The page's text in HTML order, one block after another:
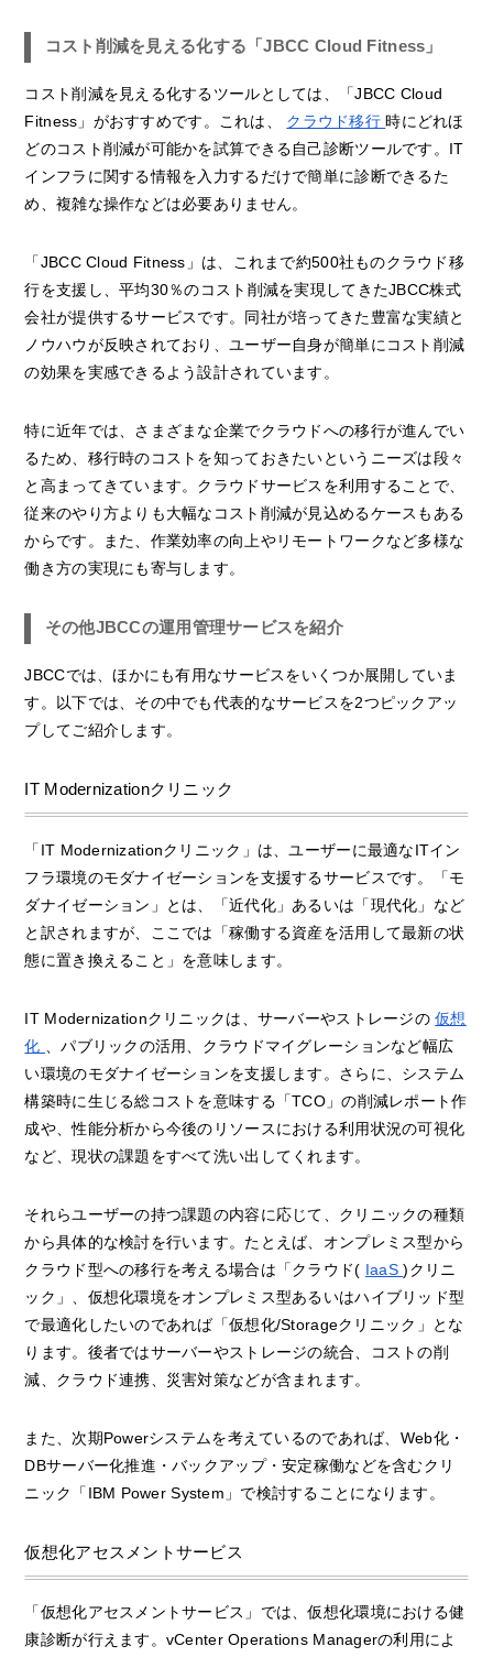
コスト削減を見える化する「JBCC Cloud Fitness」
コスト削減を見える化するツールとしては、「JBCC Cloud
Fitness」がおすすめです。これは、 クラウド移行時にどれほ
どのコスト削減が可能かを試算できる自己診断ツールです。IT
インフラに関する情報を入力するだけで簡単に診断できるた
め、複雑な操作などは必要ありません。
「JBCC Cloud Fitness」は、これまで約500社ものクラウド移
行を支援し、平均30％のコスト削減を実現してきたJBCC株式
会社が提供するサービスです。同社が培ってきた豊富な実績と
ノウハウが反映されており、ユーザー自身が簡単にコスト削減
の効果を実感できるよう設計されています。
特に近年では、さまざまな企業でクラウドへの移行が進んでい
るため、移行時のコストを知っておきたいというニーズは段々
と高まってきています。クラウドサービスを利用することで、
従来のやり方よりも大幅なコスト削減が見込めるケースもある
からです。また、作業効率の向上やリモートワークなど多様な
働き方の実現にも寄与します。
その他JBCCの運用管理サービスを紹介
JBCCでは、ほかにも有用なサービスをいくつか展開していま
す。以下では、その中でも代表的なサービスを2つピックアッ
プしてご紹介します。
IT Modernizationクリニック
「IT Modernizationクリニック」は、ユーザーに最適なITイン
フラ環境のモダナイゼーションを支援するサービスです。「モ
ダナイゼーション」とは、「近代化」あるいは「現代化」など
と訳されますが、ここでは「稼働する資産を活用して最新の状
態に置き換えること」を意味します。
IT Modernizationクリニックは、サーバーやストレージの仮想
化
、パブリックの活用、クラウドマイグレーションなど幅広
い環境のモダナイゼーションを支援します。さらに、システム
構築時に生じる総コストを意味する「TCO」の削減レポート作
成や、性能分析から今後のリソースにおける利用状況の可視化
など、現状の課題をすべて洗い出してくれます。
それらユーザーの持つ課題の内容に応じて、クリニックの種類
から具体的な検討を行います。たとえば、オンプレミス型から
クラウド型への移行を考える場合は「クラウド( IaaS)クリニ
ック」、仮想化環境をオンプレミス型あるいはハイブリッド型
で最適化したいのであれば「仮想化/Storageクリニック」とな
ります。後者ではサーバーやストレージの統合、コストの削
減、クラウド連携、災害対策などが含まれます。
また、次期Powerシステムを考えているのであれば、Web化・
DBサーバー化推進・バックアップ・安定稼働などを含むクリ
ニック「IBM Power System」で検討することになります。
仮想化アセスメントサービス
「仮想化アセスメントサービス」では、仮想化環境における健
康診断が行えます。vCenter Operations Managerの利用によ